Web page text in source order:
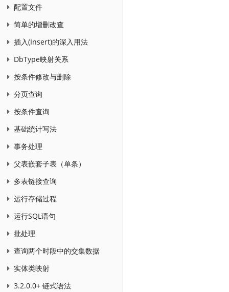
配置文件
简单的增删改查
插入(Insert)的深入用法
DbType映射关系
按条件修改与删除
分页查询
按条件查询
基础统计写法
事务处理
父表嵌套子表（单条）
多表链接查询
运行存储过程
运行SQL语句
批处理
查询两个时段中的交集数据
实体类映射
3.2.0.0+ 链式语法